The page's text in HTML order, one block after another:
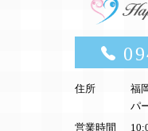
住所
福
パ
営業時間